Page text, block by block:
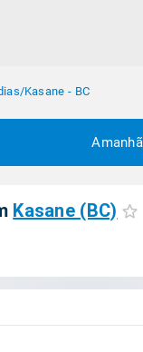
/Kasane - BC
Amanhã
Kasane (BC)